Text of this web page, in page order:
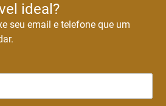
ideal?
seu email e telefone que um